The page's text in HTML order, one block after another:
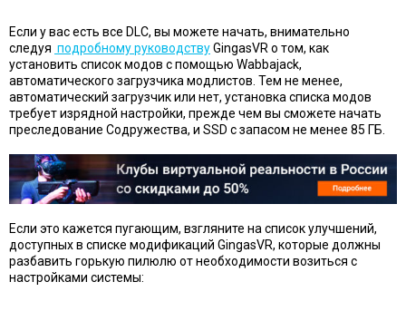
Если у вас есть все DLC, вы можете начать, внимательно
следуя подробному руководствуGingasVR о том, как
установить список модов с помощью Wabbajack,
автоматического загрузчика модлистов. Тем не менее,
автоматический загрузчик или нет, установка списка модов
требует изрядной настройки, прежде чем вы сможете начать
преследование Содружества, и SSD с запасом не менее 85 ГБ.
Если это кажется пугающим, взгляните на список улучшений,
доступных в списке модификаций GingasVR, которые должны
разбавить горькую пилюлю от необходимости возиться с
настройками системы: